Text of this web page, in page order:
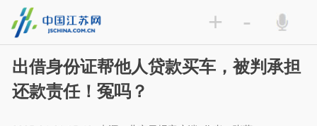
+ -
出借身份证帮他人贷款买车，被判承担
还款责任！冤吗？